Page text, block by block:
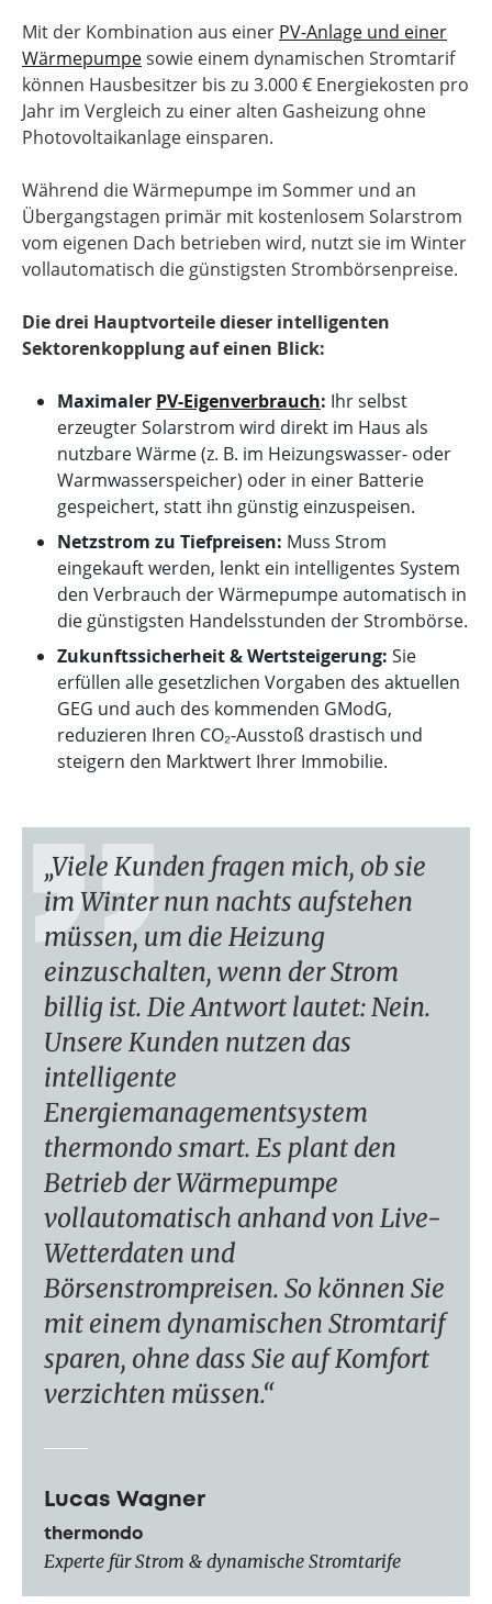
Mit der Kombination aus einer PV-Anlage und einer
Wärmepumpesowie einem dynamischen Stromtarif
können Hausbesitzer bis zu 3.000 € Energiekosten pro
Jahr im Vergleich zu einer alten Gasheizung ohne
Photovoltaikanlage einsparen.
Während die Wärmepumpe im Sommer und an
Übergangstagen primär mit kostenlosem Solarstrom
vom eigenen Dach betrieben wird, nutzt sie im Winter
vollautomatisch die günstigsten Strombörsenpreise.
Die drei Hauptvorteile dieser intelligenten
Sektorenkopplung auf einen Blick:
Maximaler PV-Eigenverbrauch: Ihr selbst
erzeugter Solarstrom wird direkt im Haus als
nutzbare Wärme (z. B. im Heizungswasser- oder
Warmwasserspeicher) oder in einer Batterie
gespeichert, statt ihn günstig einzuspeisen.
Netzstrom zu Tiefpreisen: Muss Strom
eingekauft werden, lenkt ein intelligentes System
den Verbrauch der Wärmepumpe automatisch in
die günstigsten Handelsstunden der Strombörse.
Zukunftssicherheit & Wertsteigerung: Sie
erfüllen alle gesetzlichen Vorgaben des aktuellen
GEG und auch des kommenden GModG,
reduzieren Ihren CO₂-Ausstoß drastisch und
steigern den Marktwert Ihrer Immobilie.
Viele Kunden fragen mich, ob sie
im Winter nun nachts aufstehen
müssen, um die Heizung
einzuschalten, wenn der Strom
billig ist. Die Antwort lautet: Nein.
Unsere Kunden nutzen das
intelligente
Energiemanagementsystem
thermondo smart. Es plant den
Betrieb der Wärmepumpe
vollautomatisch anhand von Live-
Wetterdaten und
Börsenstrompreisen. So können Sie
mit einem dynamischen Stromtarif
sparen, ohne dass Sie auf Komfort
verzichten müssen.
Lucas Wagner
thermondo
Experte für Strom & dynamische Stromtarife